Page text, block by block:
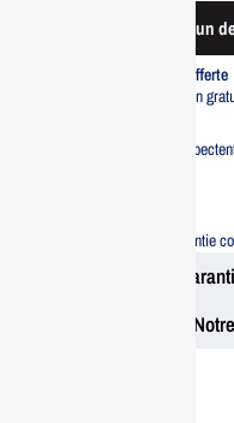
Demander un
Livraison standard offerte
Profitez d’une livraison
Tous nos produits
Bénéficiez d’une garantie